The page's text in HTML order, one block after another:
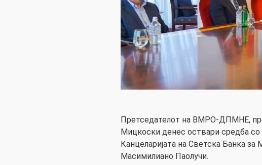
Претседателот на ВМРО-ДПМНЕ,
Мицкоски денес оствари средба со
Канцеларијата на Светска Банка за
Масимилиано Паолучи.